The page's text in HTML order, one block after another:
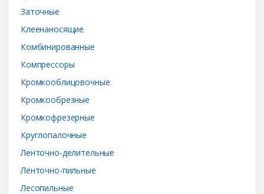
Заточные
Клеенаносящие
Комбинированные
Компрессоры
Кромкооблицовочные
Кромкообрезные
Кромкофрезерные
Круглопалочные
Ленточно-делительные
Ленточно-пильные
Лесопильные